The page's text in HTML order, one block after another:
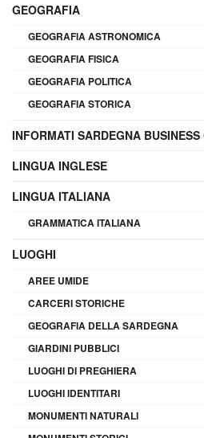
GEOGRAFIA
GEOGRAFIA ASTRONOMICA
GEOGRAFIA FISICA
GEOGRAFIA POLITICA
GEOGRAFIA STORICA
INFORMATI SARDEGNA
LINGUA INGLESE
LINGUA ITALIANA
GRAMMATICA ITALIANA
LUOGHI
AREE UMIDE
CARCERI STORICHE
GEOGRAFIA DELLA SARDEGNA
GIARDINI PUBBLICI
LUOGHI DI PREGHIERA
LUOGHI IDENTITARI
MONUMENTI NATURALI